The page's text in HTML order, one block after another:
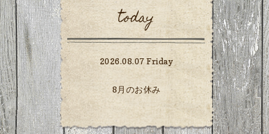
today
2026.08.07 Friday
8月のお休み